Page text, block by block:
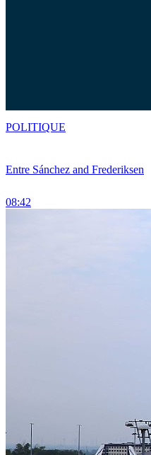
Entre Sánchez and Frederiksen
08:42
POLITIQUE